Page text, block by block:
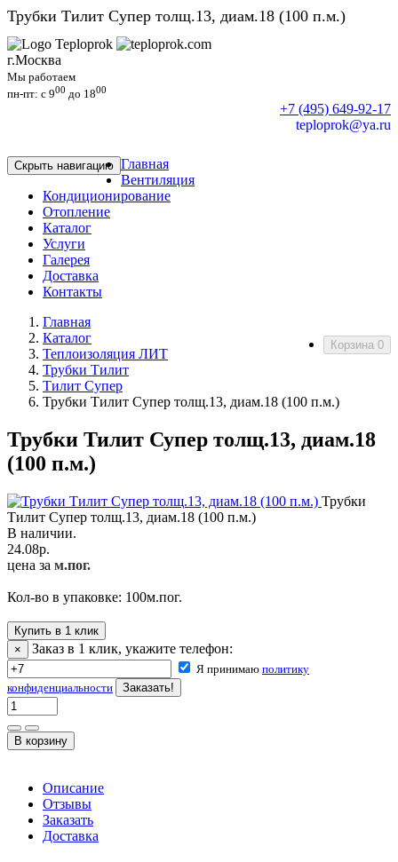
Трубки Тилит Супер толщ.13, диам.18 (100 п.м.)
г.Москва
Мы работаем
пн-пт: c 900 до 1800
+7 (495) 649-92-17
teploprok@ya.ru
Скрыть навигацию Главная
Вентиляция
Кондиционирование
Отопление
Каталог
Услуги
Галерея
Доставка
Контакты
Корзина 0
Главная
Каталог
Теплоизоляция ЛИТ
Трубки Тилит
Тилит Супер
Трубки Тилит Супер толщ.13, диам.18 (100 п.м.)
Трубки Тилит Супер толщ.13, диам.18
(100 п.м.)
Трубки
Тилит Супер толщ.13, диам.18 (100 п.м.)
В наличии.
24.08р.
цена за м.пог.
Кол-во в упаковке: 100м.пог.
Купить в 1 клик
×
Заказ в 1 клик, укажите телефон:
Я принимаю политику
конфиденциальности
Описание
Отзывы
Заказать
Доставка